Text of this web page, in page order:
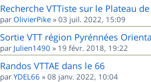
Recherche VTTiste sur le Plateau
par OlivierPike » 03 juil. 2022, 15:09
Sortie VTT région Pyrénnées
par Julien1490 » 19 févr. 2018, 19:22
Randos VTTAE dans le 66
par YDEL66 » 08 janv. 2022, 10:04